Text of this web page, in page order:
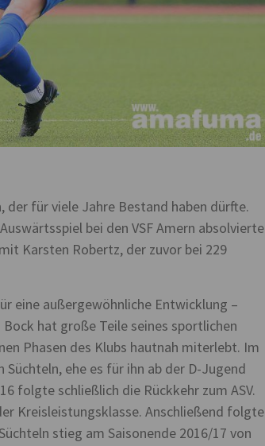
der für viele Jahre Bestand haben dürfte.
bei den VSF Amern absolvierte
Karsten Robertz, der zuvor bei 229
eine außergewöhnliche Entwicklung –
Bock hat große Teile seines sportlichen
Phasen des Klubs hautnah miterlebt. Im
ehe es für ihn ab der D-Jugend
folgte schließlich die Rückkehr zum ASV.
Kreisleistungsklasse. Anschließend folgte
stieg am Saisonende 2016/17 von